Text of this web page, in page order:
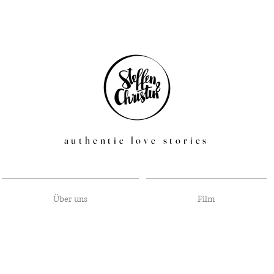
authentic love stories
Über uns Film